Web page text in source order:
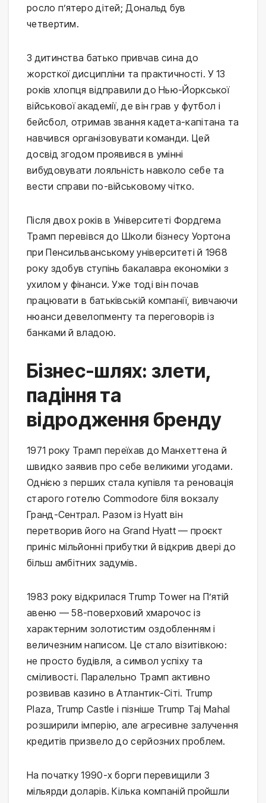
росло п’ятеро дітей; Дональд був
четвертим.
З дитинства батько привчав сина до
жорсткої дисципліни та практичності. У 13
років хлопця відправили до Нью-Йоркської
військової академії, де він грав у футбол і
бейсбол, отримав звання кадета-капітана та
навчився організовувати команди. Цей
досвід згодом проявився в умінні
вибудовувати лояльність навколо себе та
вести справи по-військовому чітко.
Після двох років в Університеті Фордгема
Трамп перевівся до Школи бізнесу Уортона
при Пенсильванському університеті й 1968
року здобув ступінь бакалавра економіки з
ухилом у фінанси. Уже тоді він почав
працювати в батьківській компанії, вивчаючи
нюанси девелопменту та переговорів із
банками й владою.
Бізнес-шлях: злети,
падіння та
відродження бренду
1971 року Трамп переїхав до Манхеттена й
швидко заявив про себе великими угодами.
Однією з перших стала купівля та реновація
старого готелю Commodore біля вокзалу
Гранд-Сентрал. Разом із Hyatt він
перетворив його на Grand Hyatt — проєкт
приніс мільйонні прибутки й відкрив двері до
більш амбітних задумів.
1983 року відкрилася Trump Tower на П’ятій
авеню — 58-поверховий хмарочос із
характерним золотистим оздобленням і
величезним написом. Це стало візитівкою:
не просто будівля, а символ успіху та
сміливості. Паралельно Трамп активно
розвивав казино в Атлантик-Сіті. Trump
Plaza, Trump Castle і пізніше Trump Taj Mahal
розширили імперію, але агресивне залучення
кредитів призвело до серйозних проблем.
На початку 1990-х борги перевищили 3
мільярди доларів. Кілька компаній пройшли